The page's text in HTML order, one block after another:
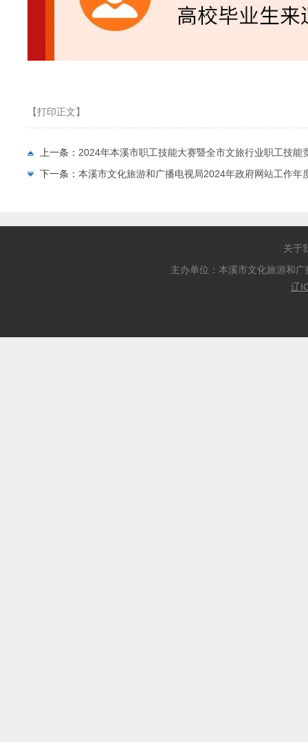
【打印正文】
上一条： 2024年本溪市职工技能大赛暨全市文旅行业职工技能
下一条： 本溪市文化旅游和广播电视局2024年政府网站工作年
关于
主办单位：本溪市文化旅游和
辽